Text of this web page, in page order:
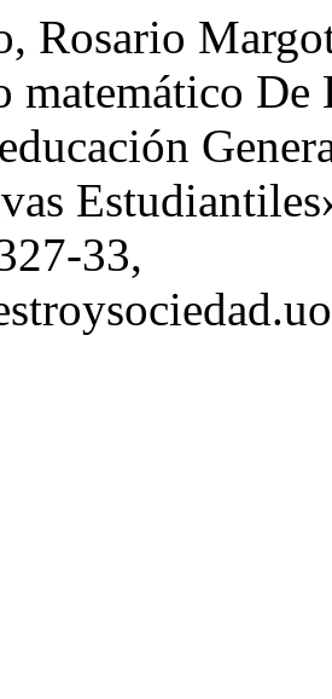
Rosario
matemático
33,